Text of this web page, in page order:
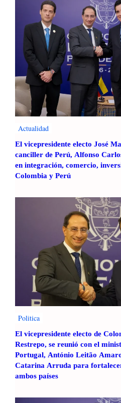
Actualidad
El vicepresidente electo José
canciller de Perú, Alfonso
en integración, comercio,
Colombia y Perú
Politica
El vicepresidente electo de
Restrepo, se reunió con el
Portugal, António Leitão
Catarina Arruda para
ambos países